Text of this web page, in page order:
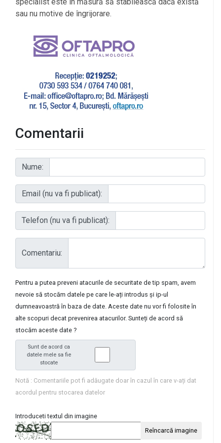
sau nu motive de îngrijorare.
Comentarii
Nume:
Email (nu va fi publicat):
Telefon (nu va fi publicat):
Comentariu:
Pentru a putea preveni atacurile de securitate de tip spam, avem
nevoie să stocăm datele pe care le-ați introdus și ip-ul
dumneavoastră în baza de date. Aceste date nu vor fi folosite în
alte scopuri decat prevenirea atacurilor. Sunteți de acord să
stocăm aceste date ?
Sunt de acord ca
datele mele sa fie
stocate
Notă : Comentariile pot fi adăugate doar în cazul în care v-ați dat
acordul pentru stocarea datelor
Introduceti textul din imagine
Reîncarcă imagine